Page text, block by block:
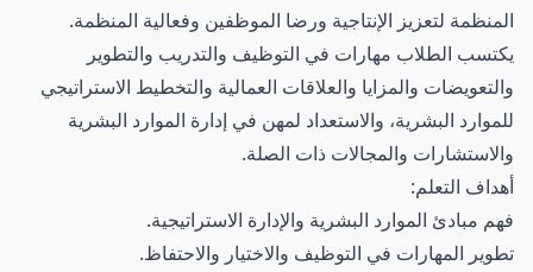
المنظمة لتعزيز الإنتاجية ورضا الموظفين وفعالية المنظمة.
يكتسب الطلاب مهارات في التوظيف والتدريب والتطوير
والتعويضات والمزايا والعلاقات العمالية والتخطيط الاستراتيجي
للموارد البشرية، والاستعداد لمهن في إدارة الموارد البشرية
والاستشارات والمجالات ذات الصلة.
أهداف التعلم:
فهم مبادئ الموارد البشرية والإدارة الاستراتيجية.
تطوير المهارات في التوظيف والاختيار والاحتفاظ.